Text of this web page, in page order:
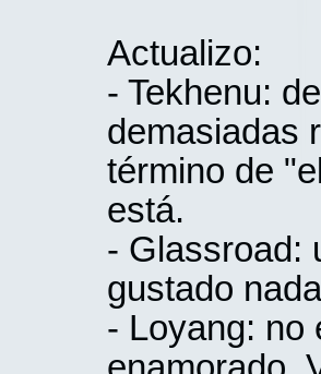
Actualizo:
- Tekhenu:
demasiadas
término de
está.
- Glassroad:
gustado
- Loyang: no